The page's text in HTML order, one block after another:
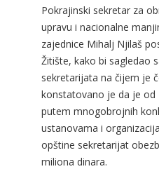
Pokrajinski sekretar za
upravu i nacionalne
zajednice Mihalj Njilaš
Žitište, kako bi sagledao
sekretarijata na čijem je
konstatovano je da je od
putem mnogobrojnih
ustanovama i
opštine sekretarijat
miliona dinara.